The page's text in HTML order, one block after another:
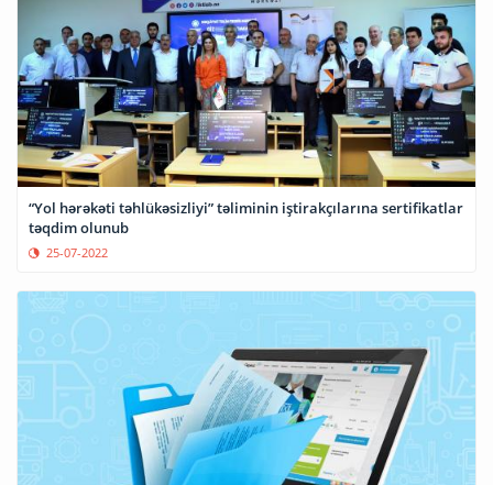
“Yol hərəkəti təhlükəsizliyi” təliminin iştirakçılarına sertifikatlar
təqdim olunub
25-07-2022